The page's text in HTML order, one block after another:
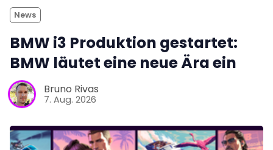
News
BMW i3 Produktion gestartet:
BMW läutet eine neue Ära ein
Bruno Rivas
7. Aug. 2026